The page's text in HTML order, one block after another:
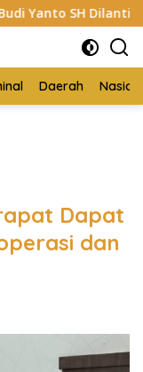
Dilantik Jadi Ketua
Daerah
Dapat
dan